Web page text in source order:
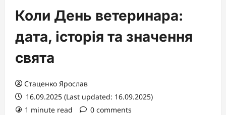
Коли День ветеринара:
дата, історія та значення
свята
Стаценко Ярослав
16.09.2025 (Last updated: 16.09.2025)
1 minute read
0 comments